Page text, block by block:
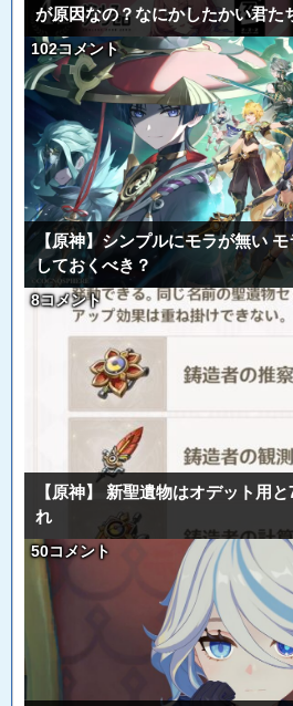
が原因なの？なにかしたかい君た
102コメント
【原神】シンプルにモラが無い
しておくべき？
8コメント
【原神】 新聖遺物はオデット用
れ
50コメント